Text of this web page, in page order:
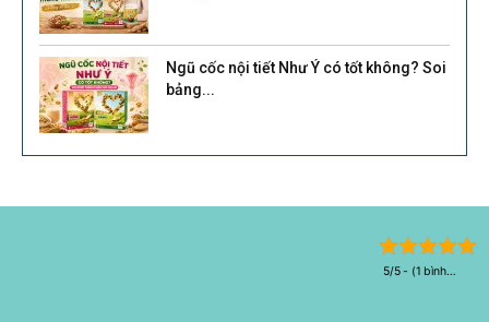
Ngũ cốc nội tiết Như Ý có tốt không? Soi
bảng...
5/5 - (1 bình